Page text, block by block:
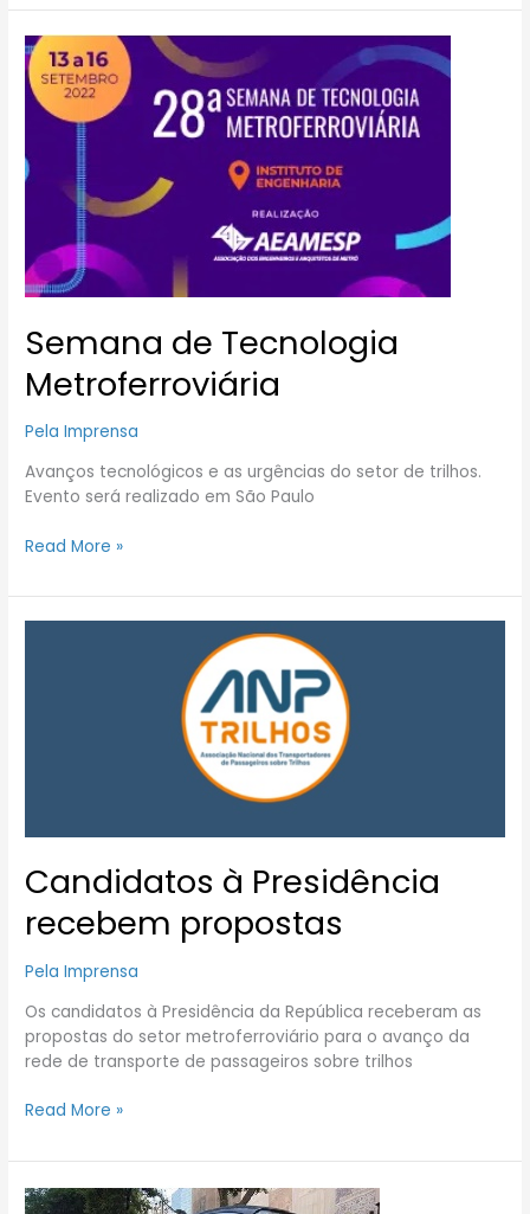
Semana de Tecnologia
Metroferroviária
Pela Imprensa
Avanços tecnológicos e as urgências do setor de trilhos.
Evento será realizado em São Paulo
Semana
de
Tecnologia
Metroferroviária
Read More »
Candidatos à Presidência
recebem propostas
Pela Imprensa
Os candidatos à Presidência da República receberam as
propostas do setor metroferroviário para o avanço da
rede de transporte de passageiros sobre trilhos
Read More »
VLT-